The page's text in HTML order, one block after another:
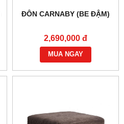
ĐÔN CARNABY (BE ĐẬM)
2,690,000 đ
MUA NGAY